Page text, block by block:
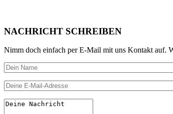
NACHRICHT SCHREIBEN
Nimm doch einfach per E-Mail mit uns Kontakt auf.